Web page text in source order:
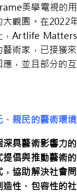
美學電視的
大觀園。在2022
，Artlife
藝術家，已接獲
應，並且部分的
親民的藝術環境
深具藝術影響力
提倡與推動藝術
協助解決社會
性、包容性的